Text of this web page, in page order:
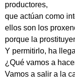
productores,
que actúan como
ellos son los
porque la
Y permitirlo, ha
¿Qué vamos a
Vamos a salir a la